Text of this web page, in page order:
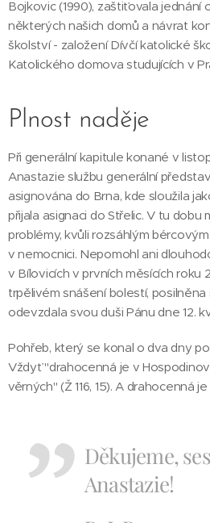
Bojkovic (1990), zaštiťovala jednání
některých našich domů a návrat
školství - založení Dívčí katolické
Katolického domova studujících v
Plnost naděje
Při generální kapitule konané v
Anastazie službu generální
asignována do Brna, kde sloužila
přijala asignaci do Střelic. V tu dobu
problémy, kvůli rozsáhlým
v nemocnici. Nepomohl ani
v Bílovicích v prvních měsících roku
trpělivém snášení bolestí,
odevzdala svou duši Pánu dne 12.
Pohřeb, který se konal o dva dny
Vždyť "drahocenná je v
věrných" (Ž 116, 15). A drahocenná
Děkujeme,
Anastazie!